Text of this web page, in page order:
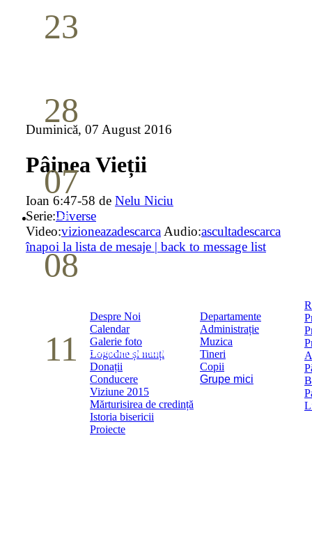
23
28
07
Mai
08
11 Conferință pastorală (Detroit)
Duminică, 07 August 2016
Pâinea Vieții
Ioan 6:47-58 de Nelu Niciu
Serie:Diverse
Video:vizioneazadescarca Audio:ascultadescarca
înapoi la lista de mesaje | back to message list
Despre Noi
Calendar
Galerie foto
Logodne și nunți
Donații
Conducere
Viziune 2015
Mărturisirea de credință
Istoria bisericii
Proiecte
Departamente
Administrație
Muzica
Tineri
Copii
Grupe mici